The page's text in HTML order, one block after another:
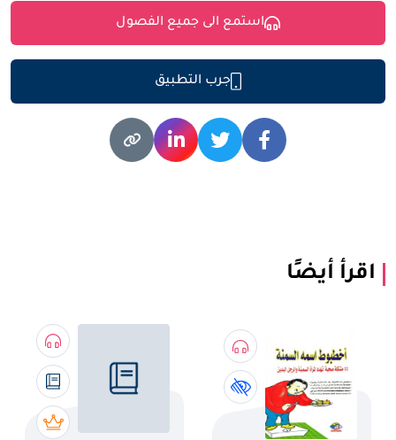
استمع الى جميع الفصول
جرب التطبيق
اقرأ أيضًا